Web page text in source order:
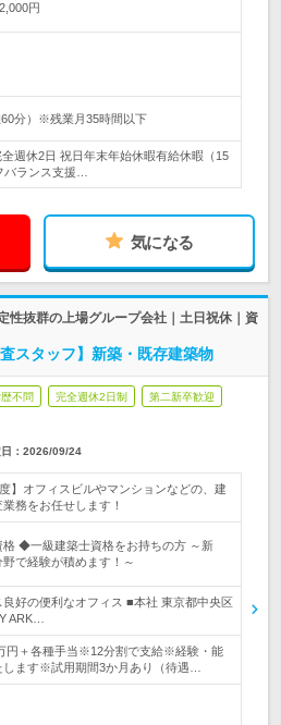
円
分）※残業月35時間以下
全週休2日 祝日年末年始休暇有給休暇（15
バランス支援…
気になる
性抜群の上場グループ会社｜土日祝休｜資
スタッフ】新築・既存建築物
不問 完全週休2日制 第二新卒歓迎
： 2026/09/24
】オフィスビルやマンションなどの、建
務をお任せします！
◆一級建築士資格をお持ちの方 ～新
で経験が積めます！～
好の便利なオフィス ■本社 東京都中央区
ARK…
円＋各種手当※12分割で支給※経験・能
します※試用期間3か月あり（待遇…